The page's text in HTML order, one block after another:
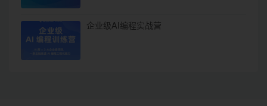
企业级AI编程实战营